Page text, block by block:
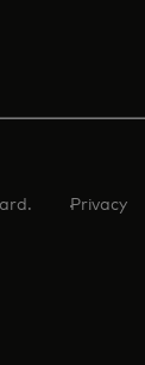
Privacy